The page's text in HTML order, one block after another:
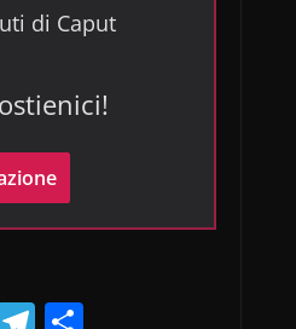
di Caput